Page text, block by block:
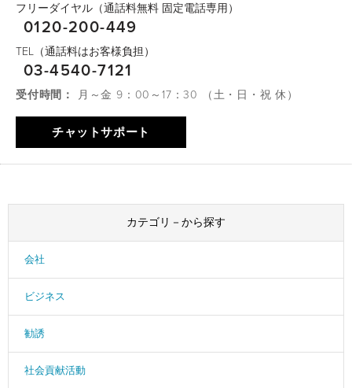
フリーダイヤル（通話料無料 固定電話専用）
0120-200-449
TEL（通話料はお客様負担）
03-4540-7121
受付時間： 月～金 9：00～17：30 （土・日・祝 休）
チャットサポート
カテゴリ－から探す
会社
ビジネス
勧誘
社会貢献活動